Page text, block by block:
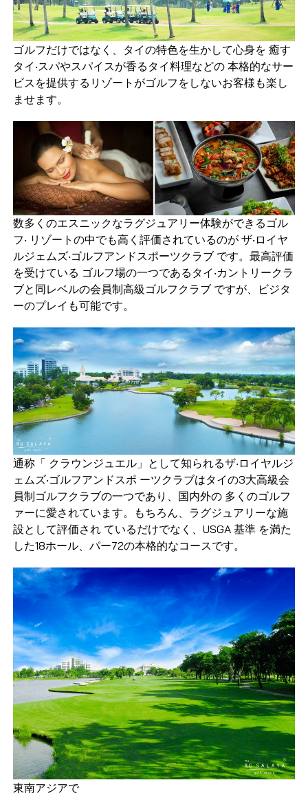
ゴルフだけではなく、タイの特色を生かして心身を 癒す
タイ‧スパやスパイスが香るタイ料理などの 本格的なサー
ビスを提供するリゾートがゴルフをしないお客様も楽し
ませます。
数多くのエスニックなラグジュアリー体験ができるゴル
フ‧ リゾートの中でも高く評価されているのが ザ‧ロイヤ
ルジェムズ‧ゴルフアンドスポーツクラブ です。最高評価
を受けている ゴルフ場の一つであるタイ‧カントリークラ
ブと同レベルの会員制高級ゴルフクラブ ですが、ビジタ
ーのプレイも可能です。
通称「 クラウンジュエル」として知られるザ‧ロイヤルジ
ェムズ‧ゴルフアンドスポ ーツクラブはタイの3大高級会
員制ゴルフクラブの一つであり、国内外の 多くのゴルフ
ァーに愛されています。もちろん、ラグジュアリーな施
設として評価され ているだけでなく、USGA 基準 を満た
した18ホール、パー72の本格的なコースです。
東南アジアで